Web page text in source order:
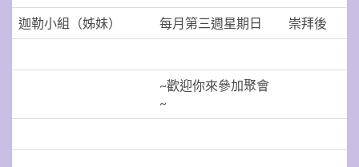
迦勒小組（姊妹） 每月第三週星期日 崇拜後
~歡迎你來參加聚會
~